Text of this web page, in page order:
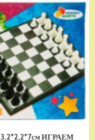
1/16
III (Германия) HC
боя) V3 2.4G RTR,
танк Torro
1к16
ИГРАЕМ